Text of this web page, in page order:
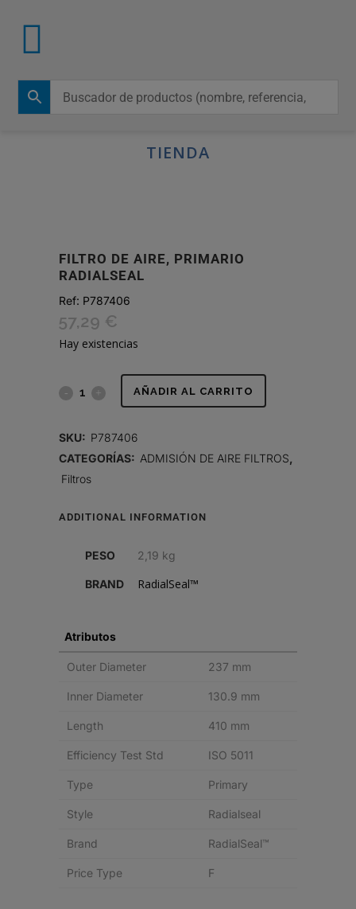
TIENDA
FILTRO DE AIRE, PRIMARIO
RADIALSEAL
Ref: P787406
57,29 €
Hay existencias
FILTRO
PRIMARIO
AÑADIR AL CARRITO
SKU: P787406
CATEGORÍAS: ADMISIÓN DE AIRE FILTROS
Filtros
ADDITIONAL INFORMATION
PESO 2,19 kg
BRAND RadialSeal™
Atributos
Outer Diameter 237 mm
Inner Diameter 130.9 mm
Length 410 mm
Efficiency Test Std ISO 5011
Type Primary
Style Radialseal
Brand RadialSeal™
Price Type F